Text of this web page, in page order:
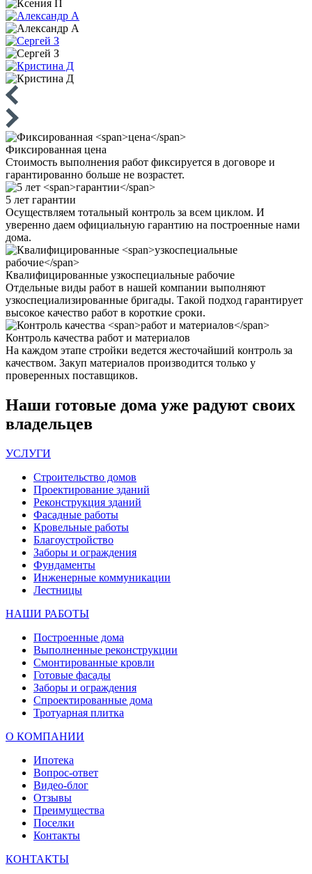
Фиксированная цена
Стоимость выполнения работ фиксируется в договоре и
гарантированно больше не возрастет.
5 лет гарантии
Осуществляем тотальный контроль за всем циклом. И
уверенно даем официальную гарантию на построенные нами
дома.
Квалифицированные узкоспециальные рабочие
Отдельные виды работ в нашей компании выполняют
узкоспециализированные бригады. Такой подход гарантирует
высокое качество работ в короткие сроки.
Контроль качества работ и материалов
На каждом этапе стройки ведется жесточайший контроль за
качеством. Закуп материалов производится только у
проверенных поставщиков.
Наши готовые дома уже радуют своих
владельцев
УСЛУГИ
Строительство домов
Проектирование зданий
Реконструкция зданий
Фасадные работы
Кровельные работы
Благоустройство
Заборы и ограждения
Фундаменты
Инженерные коммуникации
Лестницы
НАШИ РАБОТЫ
Построенные дома
Выполненные реконструкции
Смонтированные кровли
Готовые фасады
Заборы и ограждения
Спроектированные дома
Тротуарная плитка
О КОМПАНИИ
Ипотека
Вопрос-ответ
Видео-блог
Отзывы
Преимущества
Поселки
Контакты
КОНТАКТЫ